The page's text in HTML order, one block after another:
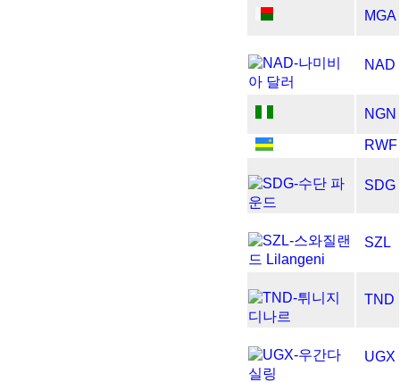
MGA
NAD
NGN
RWF
SDG
SZL
TND
UGX